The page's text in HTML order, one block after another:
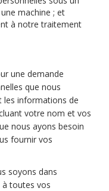
machine ; et
à notre traitement
une demande
que nous
les informations de
votre nom et vos
nous ayons besoin
fournir vos
soyons dans
à toutes vos